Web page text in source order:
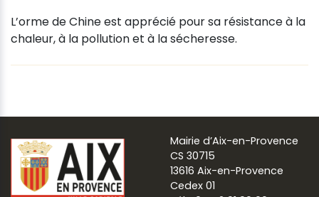
L’orme de Chine est apprécié pour sa résistance à la
chaleur, à la pollution et à la sécheresse.
Mairie d’Aix-en-Provence
CS 30715
13616 Aix-en-Provence
Cedex 01